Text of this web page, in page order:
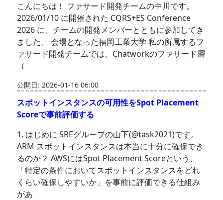
こんにちは！ ファサード開発チームの中川です。
2026/01/10 に開催された CQRS+ES Conference
2026 に、チームの開発メンバーとともに参加してき
ました。 会場となった福岡工業大学 私の所属するフ
ァサード開発チームでは、Chatworkのファサード層
（
公開日: 2026-01-16 06:00
スポットインスタンスの可用性をSpot Placement
Scoreで事前評価する
1. はじめに SREグループの山下(@task2021)です。
ARM スポットインスタンスは本当に十分に確保でき
るのか？ AWSにはSpot Placement Scoreという、
「特定の条件においてスポットインスタンスをどれ
くらい確保しやすいか」を事前に評価できる仕組み
があ